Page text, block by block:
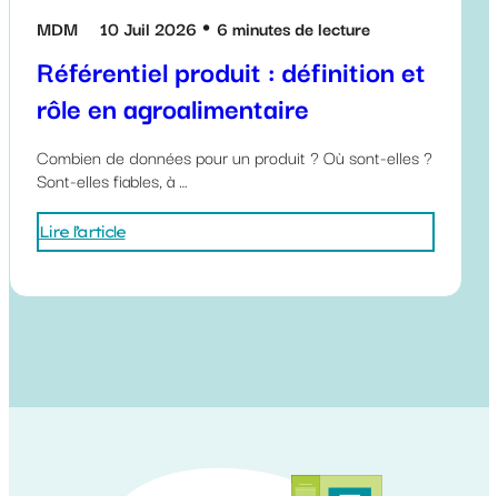
MDM 10 Juil 2026 6 minutes de lecture
Référentiel produit : définition et
rôle en agroalimentaire
Combien de données pour un produit ? Où sont-elles ?
Sont-elles fiables, à …
Lire l’article